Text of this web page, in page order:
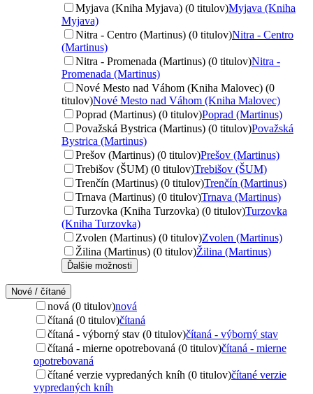
Myjava (Kniha Myjava) (0 titulov)Myjava (Kniha
Myjava)
Nitra - Centro (Martinus) (0 titulov)Nitra - Centro
(Martinus)
Nitra - Promenada (Martinus) (0 titulov)Nitra -
Promenada (Martinus)
Nové Mesto nad Váhom (Kniha Malovec) (0
titulov)Nové Mesto nad Váhom (Kniha Malovec)
Poprad (Martinus) (0 titulov)Poprad (Martinus)
Považská Bystrica (Martinus) (0 titulov)Považská
Bystrica (Martinus)
Prešov (Martinus) (0 titulov)Prešov (Martinus)
Trebišov (ŠUM) (0 titulov)Trebišov (ŠUM)
Trenčín (Martinus) (0 titulov)Trenčín (Martinus)
Trnava (Martinus) (0 titulov)Trnava (Martinus)
Turzovka (Kniha Turzovka) (0 titulov)Turzovka
(Kniha Turzovka)
Zvolen (Martinus) (0 titulov)Zvolen (Martinus)
Žilina (Martinus) (0 titulov)Žilina (Martinus)
Ďalšie možnosti
Nové / čítané
nová (0 titulov)nová
čítaná (0 titulov)čítaná
čítaná - výborný stav (0 titulov)čítaná - výborný stav
čítaná - mierne opotrebovaná (0 titulov)čítaná - mierne
opotrebovaná
čítané verzie vypredaných kníh (0 titulov)čítané verzie
vypredaných kníh